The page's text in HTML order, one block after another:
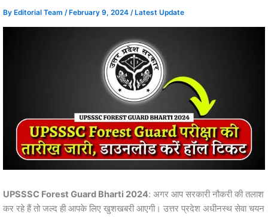
By Editorial Team / February 9, 2024 / Latest Update
UPSSSC Forest Guard Bharti 2024: अगर आप सरकारी नौकरी की तलाश
कर रहे हैं तो जल्द ही आपके लिए खुशखबरी आएगी। उत्तर प्रदेश अधीनस्थ सेवा चयन